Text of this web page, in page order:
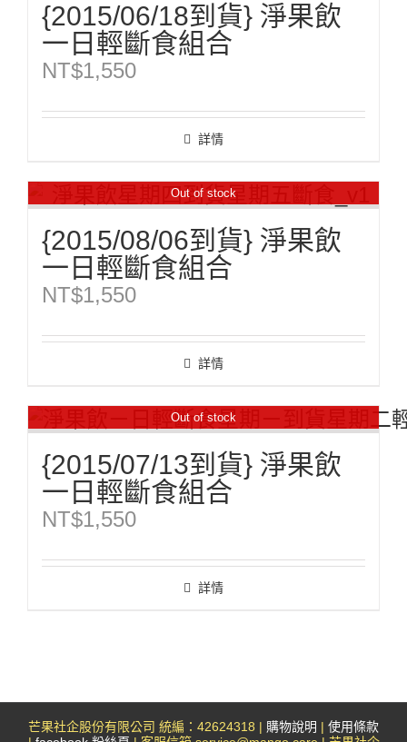
{2015/06/18到貨} 淨果飲
一日輕斷食組合
NT$1,550
詳情
Out of stock
{2015/08/06到貨} 淨果飲
一日輕斷食組合
NT$1,550
詳情
Out of stock
{2015/07/13到貨} 淨果飲
一日輕斷食組合
NT$1,550
詳情
芒果社企股份有限公司 統編：42624318 | 購物說明 | 使用條款